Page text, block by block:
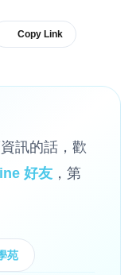
Copy Link
訊的話，歡
好友 ，第
苑